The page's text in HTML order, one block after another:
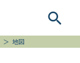
＞ 地図